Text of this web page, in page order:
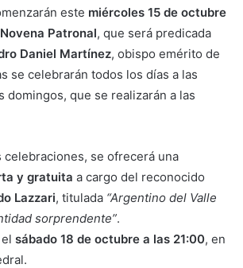
este miércoles 15 de octubre
Novena Patronal, que será predicada
Daniel Martínez, obispo emérito de
se celebrarán todos los días a las
domingos, que se realizarán a las
celebraciones, se ofrecerá una
y gratuita a cargo del reconocido
Lazzari, titulada “Argentino del Valle
sorprendente”.
sábado 18 de octubre a las 21:00, en